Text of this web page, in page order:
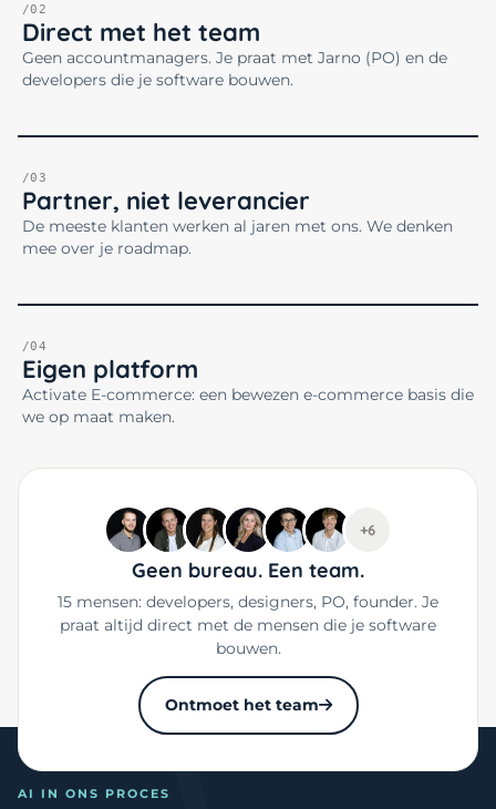
/02
Direct met het team
Geen accountmanagers. Je praat met Jarno (PO) en de
developers die je software bouwen.
/03
Partner, niet leverancier
De meeste klanten werken al jaren met ons. We denken
mee over je roadmap.
/04
Eigen platform
Activate E-commerce: een bewezen e-commerce basis die
we op maat maken.
+6
Geen bureau. Een team.
15 mensen: developers, designers, PO, founder. Je
praat altijd direct met de mensen die je software
bouwen.
Ontmoet het team
AI IN ONS PROCES